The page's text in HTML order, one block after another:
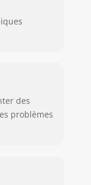
un
ou
des
problèmes